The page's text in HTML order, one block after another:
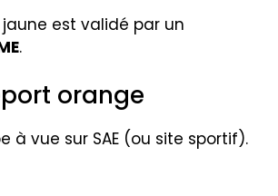
est validé par un
.
orange
à vue sur SAE (ou site sportif).